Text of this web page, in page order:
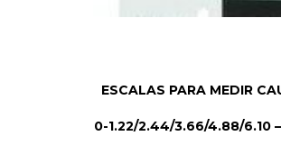
ESCALAS PARA MEDIR
0-1.22/2.44/3.66/4.88/6.10 –